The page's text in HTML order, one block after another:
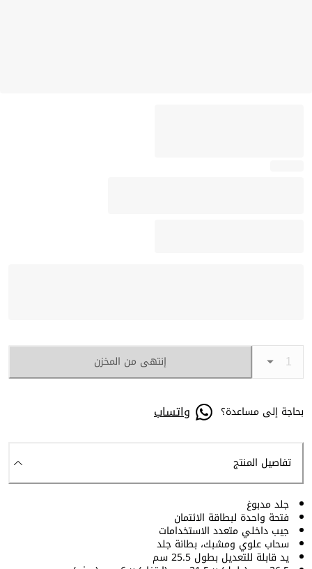
إنتهى من المخزن
بحاجة إلى مساعدة؟ واتساب
تفاصيل المنتج
جلد مدبوغ
فتحة واحدة لبطاقة الائتمان
جيب داخلي متعدد الاستخدامات
سحاب علوي ومشبك، بطانة جلد
يد قابلة للتعديل بطول 25.5 سم